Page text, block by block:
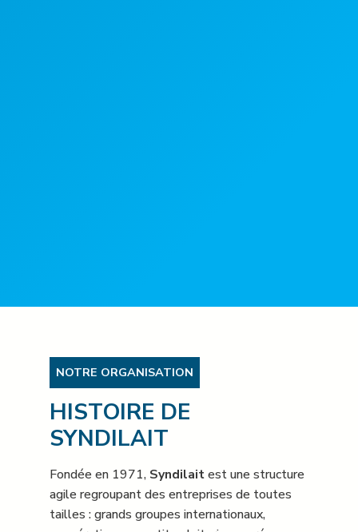
NOTRE ORGANISATION
HISTOIRE DE
SYNDILAIT
Fondée en 1971, Syndilaitest une structure
agile regroupant des entreprises de toutes
tailles : grands groupes internationaux,